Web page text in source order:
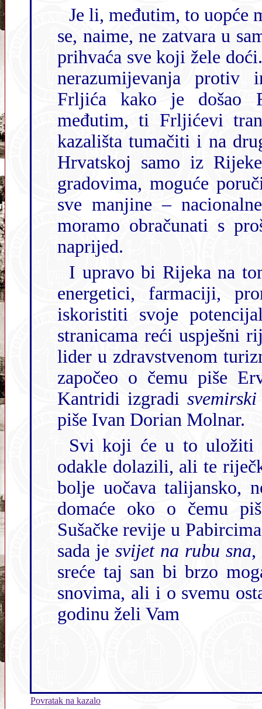
Je li, međutim, to uopće moguće kada je Rijeka
se, naime, ne zatvara u samodovoljni svijet,
prihvaća sve koji žele doći. Iako će se i
nerazumijevanja protiv
Frljića kako je došao
međutim, ti Frljićevi
kazališta tumačiti i na drugačiji način. Možda je, naime, danas u
Hrvatskoj samo iz Rijeke, kada govorimo o većim hrvatskim
gradovima, moguće poručiti kako smo
sve manjine ‒ nacionalne,
moramo obračunati s
naprijed.
I upravo bi Rijeka na tom putu trebala biti
energetici, farmaciji, prometu,
iskoristiti svoje
stranicama reći uspješni
lider u zdravstvenom
započeo o čemu piše Ervin Dubrović. I u sportu kada se na
Kantridi izgradi svemirski
piše Ivan Dorian Molnar.
Svi koji će u to uložiti svoje snage dobrodošli
odakle dolazili, ali te riječke potencijale,
bolje uočava talijansko,
domaće oko o čemu
Sušačke revije u Pabircima vremena. Ostvarenje tih potencijala za
sada je
svijet na rubu sna,
sreće taj san bi brzo mogao postati java. Ugodno čitanje o tim
snovima, ali i o svemu ostalome što nas
godinu želi Vam
Povratak na kazalo